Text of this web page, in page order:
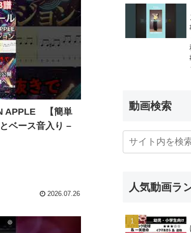
APPLE 【簡単
ベース音入り –
2026.07.26
動画検索
人気動画ラ